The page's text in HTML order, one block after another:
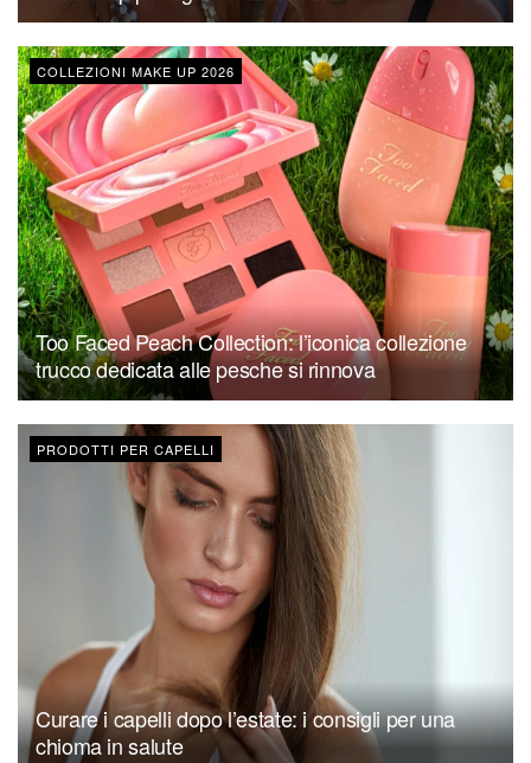
COLLEZIONI MAKE UP 2026
Too Faced Peach Collection: l’iconica collezione
trucco dedicata alle pesche si rinnova
PRODOTTI PER CAPELLI
Curare i capelli dopo l’estate: i consigli per una
chioma in salute